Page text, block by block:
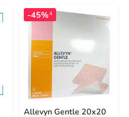
-45%4
Allevyn Gentle 20x20